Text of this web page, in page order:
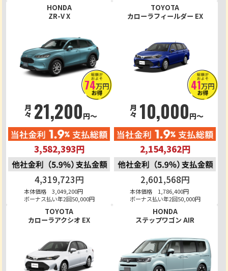
HONDA
ZR-V X
74万円
月々 21,200円～
3,582,393円
4,319,723円
本体価格 3,049,200円
ボーナス払い年2回50,000円
TOYOTA
カローラフィールダー EX
41万円
月々 10,000円～
2,154,362円
2,601,568円
本体価格 1,786,400円
ボーナス払い年2回50,000円
TOYOTA
カローラアクシオ EX
HONDA
ステップワゴン AIR